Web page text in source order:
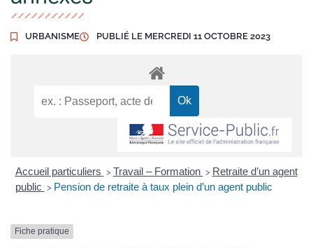
URBANISME PUBLIÉ LE MERCREDI 11 OCTOBRE 2023
Accueil particuliers > Travail – Formation > Retraite d’un agent
public > Pension de retraite à taux plein d’un agent public
Fiche pratique